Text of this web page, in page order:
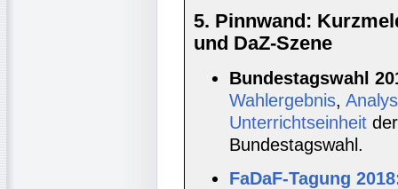
5. Pinnwand:
und DaZ-Szene
Bundestagswahl
Wahlergebnis,
Unterrichtseinheit
Bundestagswahl.
FaDaF-Tagung